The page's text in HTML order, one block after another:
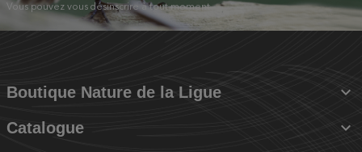
Vous pouvez vous désinscrire à tout moment.
Boutique Nature de la Ligue 
Catalogue 